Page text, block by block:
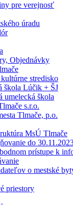
pre verejnosť
úradu
Objednávky
stredisko
škola Lúčik + ŠJ
umelecká škola
s.r.o.
Tlmače, p.o.
MsÚ Tlmače
do
prístupe k
o mestské
priestory